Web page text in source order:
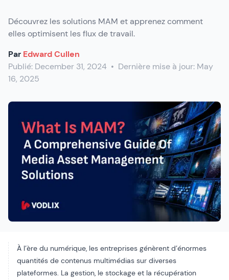
Découvrez les solutions MAM et apprenez comment
elles optimisent les flux de travail.
Par Edward Cullen
Publié: December 31, 2024 • Dernière mise à jour: May
16, 2025
À l’ère du numérique, les entreprises génèrent d’énormes
quantités de contenus multimédias sur diverses
plateformes. La gestion, le stockage et la récupération